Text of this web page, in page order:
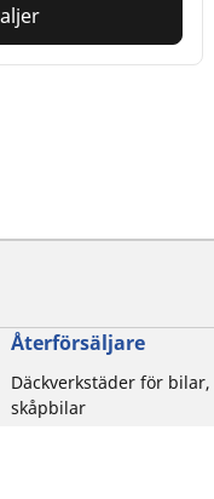
Återförsäljare
Däckverkstäder för bilar,
skåpbilar